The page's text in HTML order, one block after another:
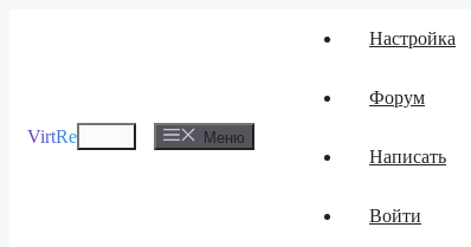
VirtRe Меню Меню
Настройка
Форум
Написать
Войти